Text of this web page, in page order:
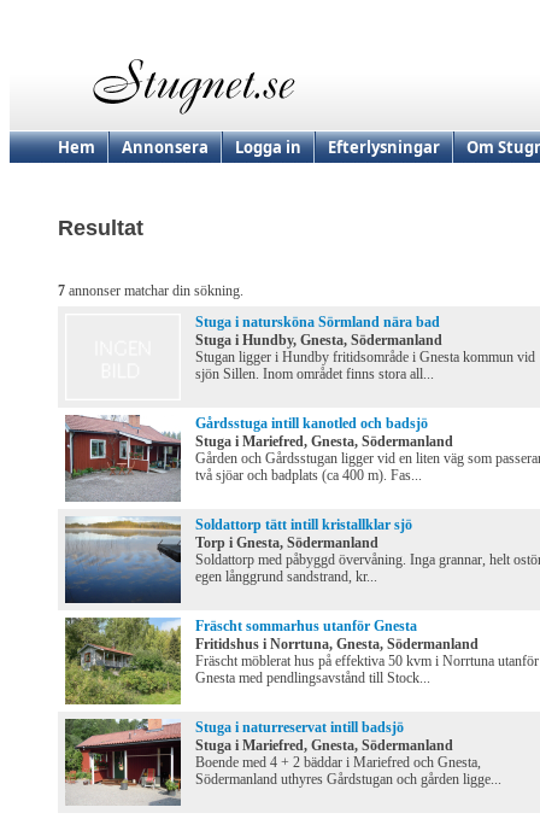
Hem Annonsera Logga in Efterlysningar Om
Resultat
7 annonser matchar din sökning.
Stuga i natursköna Sörmland nära bad
Stuga i Hundby, Gnesta, Södermanland
Stugan ligger i Hundby fritidsområde i Gnesta kommun vid
sjön Sillen. Inom området finns stora all...
Gårdsstuga intill kanotled och badsjö
Stuga i Mariefred, Gnesta, Södermanland
Gården och Gårdsstugan ligger vid en liten väg som
två sjöar och badplats (ca 400 m). Fas...
Soldattorp tätt intill kristallklar sjö
Torp i Gnesta, Södermanland
Soldattorp med påbyggd övervåning. Inga grannar, helt
egen långgrund sandstrand, kr...
Fräscht sommarhus utanför Gnesta
Fritidshus i Norrtuna, Gnesta, Södermanland
Fräscht möblerat hus på effektiva 50 kvm i Norrtuna utanför
Gnesta med pendlingsavstånd till Stock...
Stuga i naturreservat intill badsjö
Stuga i Mariefred, Gnesta, Södermanland
Boende med 4 + 2 bäddar i Mariefred och Gnesta,
Södermanland uthyres Gårdstugan och gården ligge...